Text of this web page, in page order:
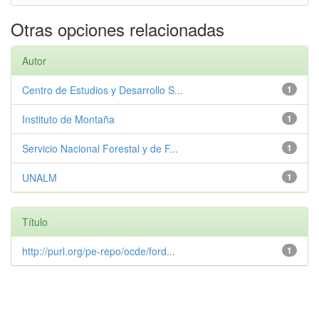
Otras opciones relacionadas
Autor
1
Centro de Estudios y Desarrollo S...
1
Instituto de Montaña
1
Servicio Nacional Forestal y de F...
1
UNALM
Título
1
http://purl.org/pe-repo/ocde/ford...